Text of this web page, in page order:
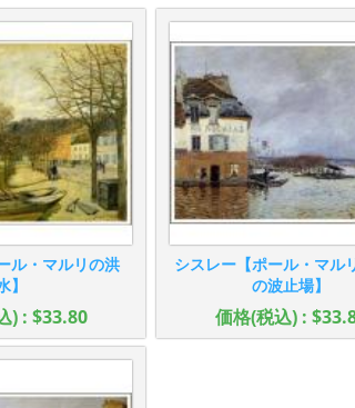
ル・マルリの洪
】
) : $33.80
シスレー【ポール・マル
の波止場】
価格(税込) :